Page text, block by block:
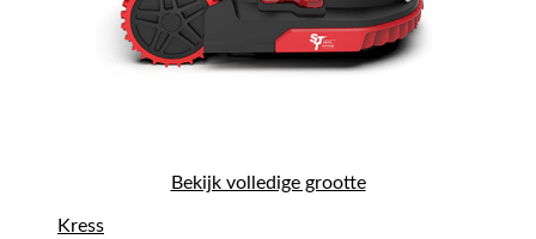
Bekijk volledige grootte
Kress